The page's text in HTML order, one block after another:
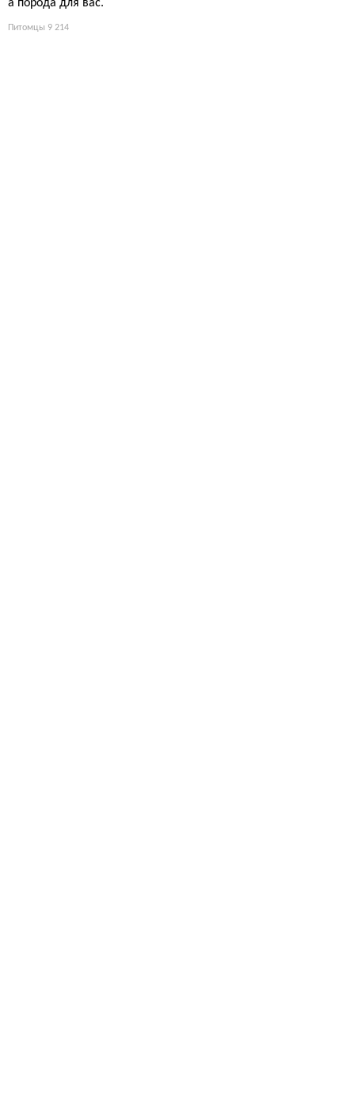
а порода для вас.
Питомцы 9 214